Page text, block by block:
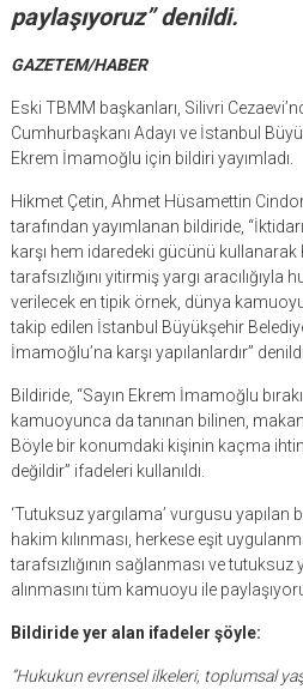
paylaşıyoruz” denildi.
GAZETEM/HABER
Eski TBMM başkanları, Silivri
Cumhurbaşkanı Adayı ve İstanbul
Ekrem İmamoğlu için bildiri yayımladı.
Hikmet Çetin, Ahmet Hüsamettin
tarafından yayımlanan bildiride,
karşı hem idaredeki gücünü kullanarak
tarafsızlığını yitirmiş yargı aracılığıyla
verilecek en tipik örnek, dünya
takip edilen İstanbul Büyükşehir
İmamoğlu’na karşı yapılanlardır” denildi.
Bildiride, “Sayın Ekrem İmamoğlu
kamuoyunca da tanınan bilinen,
Böyle bir konumdaki kişinin kaçma
değildir” ifadeleri kullanıldı.
‘Tutuksuz yargılama’ vurgusu yapılan
hakim kılınması, herkese eşit
tarafsızlığının sağlanması ve tutuksuz
alınmasını tüm kamuoyu ile
Bildiride yer alan ifadeler şöyle:
“Hukukun evrensel ilkeleri, toplumsal